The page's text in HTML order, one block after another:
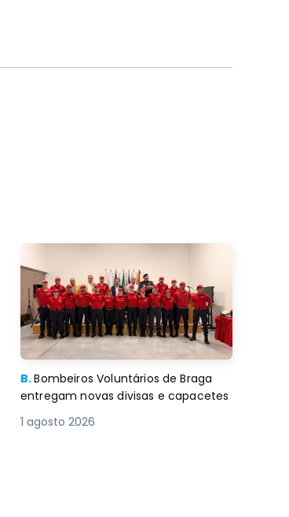
B.Bombeiros Voluntários de Braga
entregam novas divisas e capacetes
1 agosto 2026